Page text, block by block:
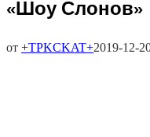
«Шоу Слонов»
от +TPKCKAT+2019-12-